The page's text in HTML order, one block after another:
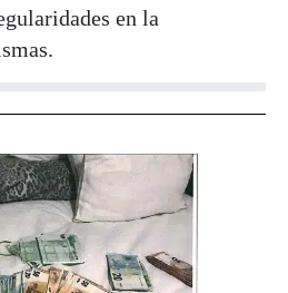
en la